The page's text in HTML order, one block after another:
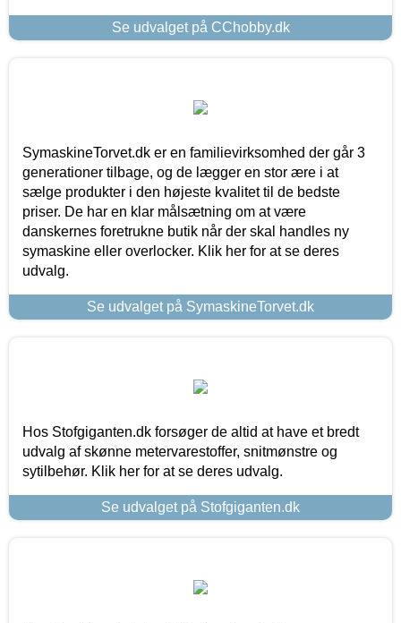
Se udvalget på CChobby.dk
SymaskineTorvet.dk er en familievirksomhed der går 3
generationer tilbage, og de lægger en stor ære i at
sælge produkter i den højeste kvalitet til de bedste
priser. De har en klar målsætning om at være
danskernes foretrukne butik når der skal handles ny
symaskine eller overlocker. Klik her for at se deres
udvalg.
Se udvalget på SymaskineTorvet.dk
Hos Stofgiganten.dk forsøger de altid at have et bredt
udvalg af skønne metervarestoffer, snitmønstre og
sytilbehør. Klik her for at se deres udvalg.
Se udvalget på Stofgiganten.dk